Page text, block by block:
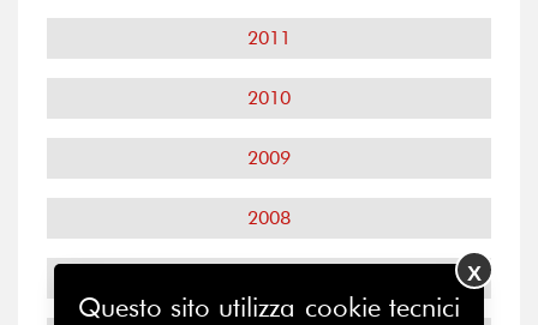
2011
2010
2009
2008
Questo sito utilizza cookie tecnici
X